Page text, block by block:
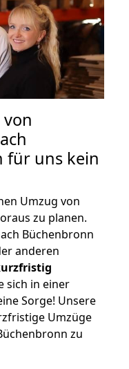
für uns kein
Umzug von
zu planen.
Büchenbronn
anderen
sich in einer
Sorge! Unsere
Umzüge
zu